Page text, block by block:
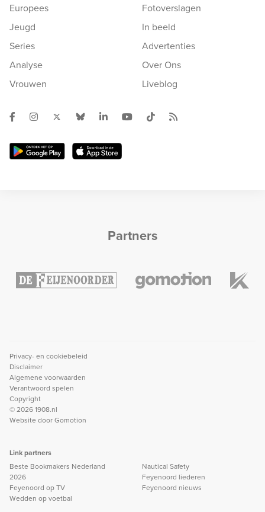
Europees
Jeugd
Series
Analyse
Vrouwen
Fotoverslagen
In beeld
Advertenties
Over Ons
Liveblog
Partners
Privacy- en cookiebeleid
Disclaimer
Algemene voorwaarden
Verantwoord spelen
Copyright
© 2026 1908.nl
Website doorGomotion
Link partners
Beste Bookmakers Nederland
2026
Feyenoord op TV
Wedden op voetbal
Nautical Safety
Feyenoord liederen
Feyenoord nieuws